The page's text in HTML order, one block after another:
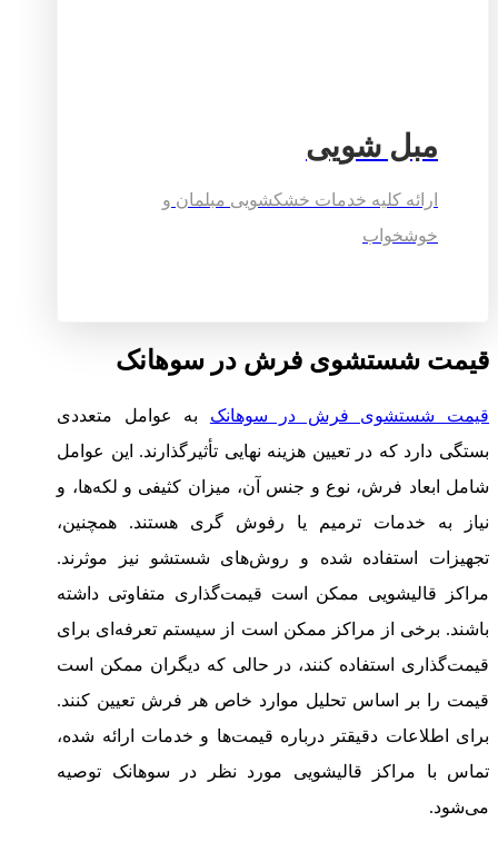
مبل شویی
ارائه کلیه خدمات خشکشویی مبلمان و
خوشخواب
قیمت شستشوی فرش در سوهانک
قیمت شستشوی فرش در سوهانک به عوامل متعددی
بستگی دارد که در تعیین هزینه نهایی تأثیرگذارند. این عوامل
شامل ابعاد فرش، نوع و جنس آن، میزان کثیفی و لکه‌ها، و
نیاز به خدمات ترمیم یا رفوش گری هستند. همچنین،
تجهیزات استفاده شده و روش‌های شستشو نیز موثرند.
مراکز قالیشویی ممکن است قیمت‌گذاری متفاوتی داشته
باشند. برخی از مراکز ممکن است از سیستم تعرفه‌ای برای
قیمت‌گذاری استفاده کنند، در حالی که دیگران ممکن است
قیمت را بر اساس تحلیل موارد خاص هر فرش تعیین کنند.
برای اطلاعات دقیقتر درباره قیمت‌ها و خدمات ارائه شده،
تماس با مراکز قالیشویی مورد نظر در سوهانک توصیه
می‌شود.